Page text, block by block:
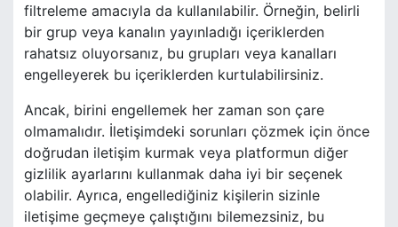
filtreleme amacıyla da kullanılabilir. Örneğin, belirli
bir grup veya kanalın yayınladığı içeriklerden
rahatsız oluyorsanız, bu grupları veya kanalları
engelleyerek bu içeriklerden kurtulabilirsiniz.
Ancak, birini engellemek her zaman son çare
olmamalıdır. İletişimdeki sorunları çözmek için önce
doğrudan iletişim kurmak veya platformun diğer
gizlilik ayarlarını kullanmak daha iyi bir seçenek
olabilir. Ayrıca, engellediğiniz kişilerin sizinle
iletişime geçmeye çalıştığını bilemezsiniz, bu